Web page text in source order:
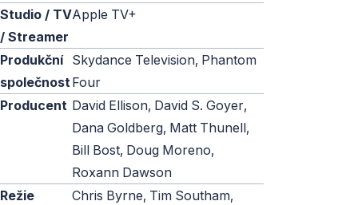
Studio / TV
/ Streamer
Apple TV+
Produkční
společnost
Skydance Television, Phantom
Four
Producent David Ellison, David S. Goyer,
Dana Goldberg, Matt Thunell,
Bill Bost, Doug Moreno,
Roxann Dawson
Režie
Chris Byrne, Tim Southam,